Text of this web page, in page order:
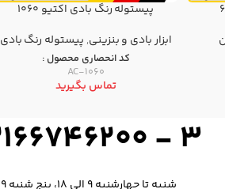
پیستوله رنگ بادی اکتیو 1060
ابزار بادی و بنزینی, پيستوله رنگ بادی
کد انحصاری محصول :
AC-1060
تماس بگیرید
3 - 02166746200
شنبه تا چهارشنبه 9 الی 18، پنج شنبه 9 الی 14